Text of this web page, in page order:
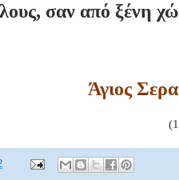
σαν από ξένη
Άγιος